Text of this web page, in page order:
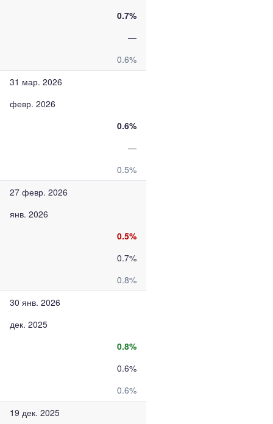
0.7%
—
0.6%
31 мар. 2026
февр. 2026
0.6%
—
0.5%
27 февр. 2026
янв. 2026
0.5%
0.7%
0.8%
30 янв. 2026
дек. 2025
0.8%
0.6%
0.6%
19 дек. 2025